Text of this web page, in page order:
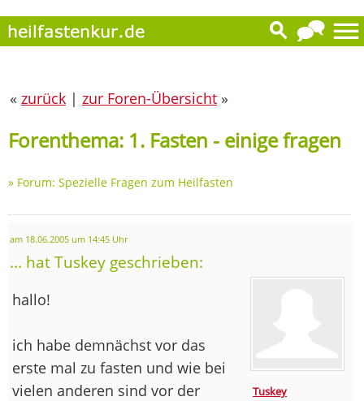
« zurück | zur Foren-Übersicht »
Forenthema: 1. Fasten - einige fragen
» Forum: Spezielle Fragen zum Heilfasten
am 18.06.2005 um 14:45 Uhr
... hat Tuskey geschrieben:
Tuskey
hallo!
ich habe demnächst vor das
erste mal zu fasten und wie bei
vielen anderen sind vor der